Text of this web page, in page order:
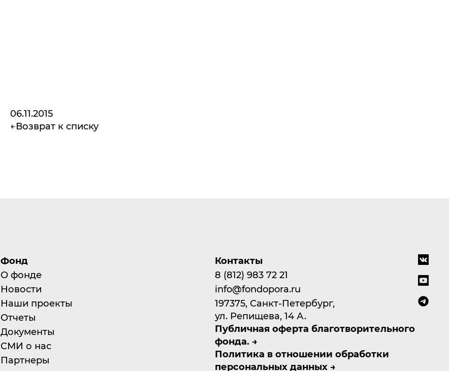
06.11.2015
Возврат к списку
Фонд
О фонде
Новости
Наши проекты
Отчеты
Документы
СМИ о нас
Партнеры
Контакты
8 (812) 983 72 21
info@fondopora.ru
197375, Санкт-Петербург,
ул. Репищева, 14 А.
Публичная оферта благотворительного
фонда.
Политика в отношении обработки
персональных данных